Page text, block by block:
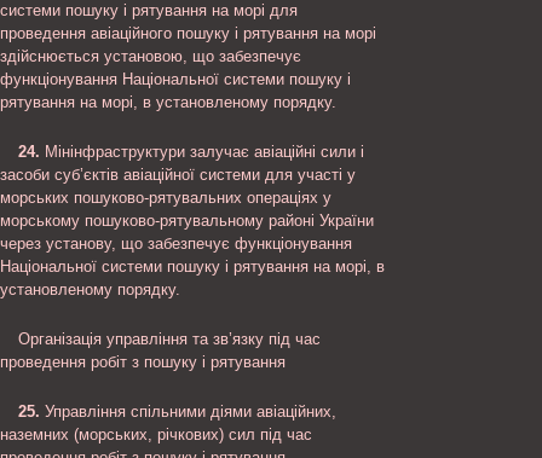
системи пошуку і рятування на морі для
проведення авіаційного пошуку і рятування на морі
здійснюється установою, що забезпечує
функціонування Національної системи пошуку і
рятування на морі, в установленому порядку.
24. Мінінфраструктури залучає авіаційні сили і
засоби суб’єктів авіаційної системи для участі у
морських пошуково-рятувальних операціях у
морському пошуково-рятувальному районі України
через установу, що забезпечує функціонування
Національної системи пошуку і рятування на морі, в
установленому порядку.
Організація управління та зв’язку під час
проведення робіт з пошуку і рятування
25. Управління спільними діями авіаційних,
наземних (морських, річкових) сил під час